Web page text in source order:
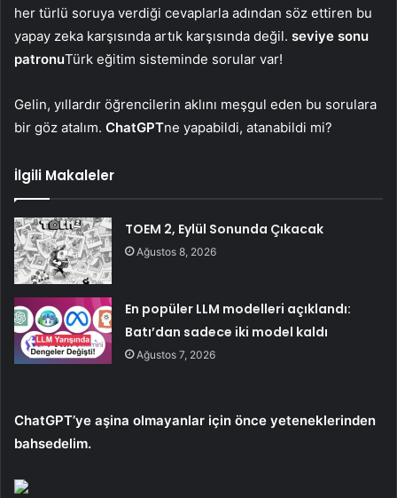
her türlü soruya verdiği cevaplarla adından söz ettiren bu
yapay zeka karşısında artık karşısında değil. seviye sonu
patronuTürk eğitim sisteminde sorular var!
Gelin, yıllardır öğrencilerin aklını meşgul eden bu sorulara
bir göz atalım. ChatGPTne yapabildi, atanabildi mi?
İlgili Makaleler
TOEM 2, Eylül Sonunda Çıkacak
Ağustos 8, 2026
En popüler LLM modelleri açıklandı:
Batı’dan sadece iki model kaldı
Ağustos 7, 2026
ChatGPT’ye aşina olmayanlar için önce yeteneklerinden
bahsedelim.